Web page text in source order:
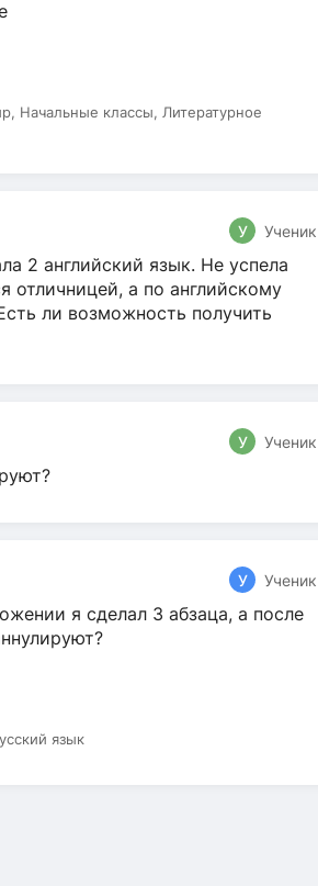
Начальные классы, Литературное
У Ученик
2 английский язык. Не успела
отличницей, а по английскому
ли возможность получить
У Ученик
У Ученик
я сделал 3 абзаца, а после
язык